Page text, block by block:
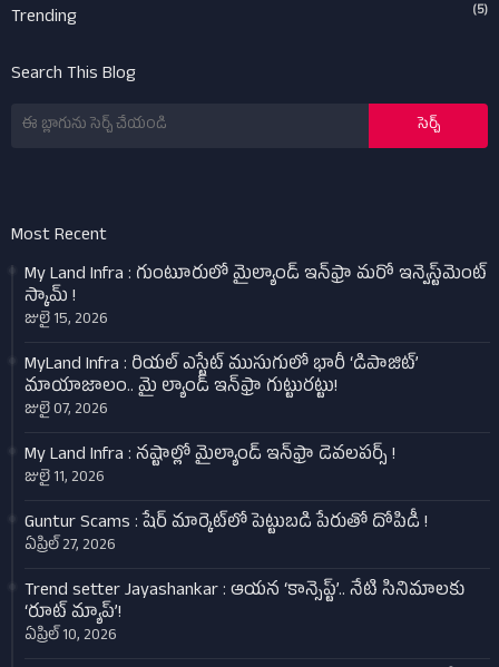
Trending (5)
Search This Blog
Most Recent
My Land Infra : గుంటూరులో మైల్యాండ్ ఇన్‌ఫ్రా మరో ఇన్వెస్ట్‌మెంట్
స్కామ్ !
జులై 15, 2026
MyLand Infra : రియల్ ఎస్టేట్ ముసుగులో భారీ ‘డిపాజిట్’
మాయాజాలం.. మై ల్యాండ్ ఇన్‌ఫ్రా గుట్టురట్టు!
జులై 07, 2026
My Land Infra : నష్టాల్లో మైల్యాండ్ ఇన్‌ఫ్రా డెవలపర్స్ !
జులై 11, 2026
Guntur Scams : షేర్ మార్కెట్‌లో పెట్టుబడి పేరుతో దోపిడీ !
ఏప్రిల్ 27, 2026
Trend setter Jayashankar : ఆయన ‘కాన్సెప్ట్’.. నేటి సినిమాలకు
‘రూట్ మ్యాప్’!
ఏప్రిల్ 10, 2026